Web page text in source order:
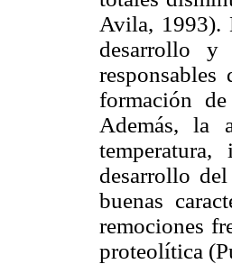
Avila, 1993).
desarrollo y
formación
Además, la
desarrollo
buenas
remociones
proteolítica